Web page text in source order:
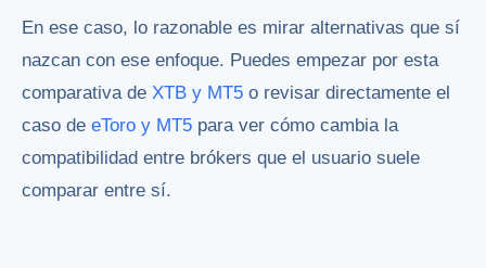
En ese caso, lo razonable es mirar alternativas que sí
nazcan con ese enfoque. Puedes empezar por esta
comparativa de XTB y MT5 o revisar directamente el
caso de eToro y MT5 para ver cómo cambia la
compatibilidad entre brókers que el usuario suele
comparar entre sí.